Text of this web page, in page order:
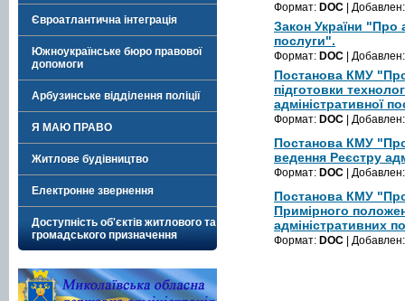
Євроатлантична інтеграція
Южноукраїнське бюро правової
допомоги
Арбузинське відділення поліції
Я МАЮ ПРАВО
Житлове будівництво
Електронне звернення
Доступність об'єктів житлового та
громадського призначення
Формат: DOC |
Закон України "Про
послуги".
Формат: DOC |
Постанова КМУ
підготовки
адміністративної
Формат: DOC |
Постанова КМУ
ведення Реєстру
Формат: DOC |
Постанова КМУ
Примірного
адміністративних
Формат: DOC |